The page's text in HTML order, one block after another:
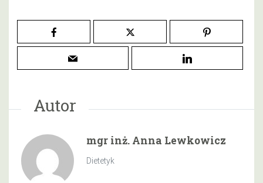
Autor
mgr inż. Anna Lewkowicz
Dietetyk